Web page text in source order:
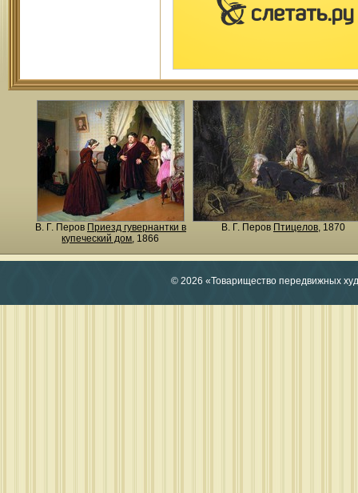
В. Г. Перов Приезд гувернантки в
купеческий дом, 1866
В. Г. Перов Птицелов, 1870
© 2026 «Товарищество передвижных